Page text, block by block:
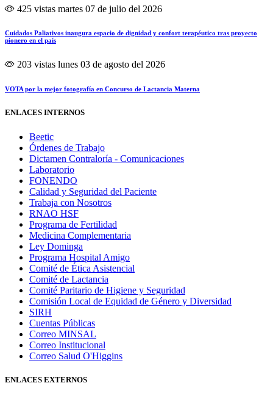
425 vistas martes 07 de julio del 2026
Cuidados Paliativos inaugura espacio de dignidad y confort terapéutico tras proyecto
pionero en el país
203 vistas lunes 03 de agosto del 2026
VOTA por la mejor fotografía en Concurso de Lactancia Materna
ENLACES INTERNOS
Beetic
Órdenes de Trabajo
Dictamen Contraloría - Comunicaciones
Laboratorio
FONENDO
Calidad y Seguridad del Paciente
Trabaja con Nosotros
RNAO HSF
Programa de Fertilidad
Medicina Complementaria
Ley Dominga
Programa Hospital Amigo
Comité de Ética Asistencial
Comité de Lactancia
Comité Paritario de Higiene y Seguridad
Comisión Local de Equidad de Género y Diversidad
SIRH
Cuentas Públicas
Correo MINSAL
Correo Institucional
Correo Salud O'Higgins
ENLACES EXTERNOS